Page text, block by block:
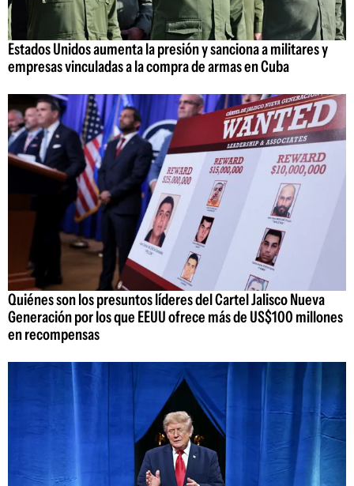
Estados Unidos aumenta la presión y sanciona a militares y
empresas vinculadas a la compra de armas en Cuba
Quiénes son los presuntos líderes del Cartel Jalisco Nueva
Generación por los que EEUU ofrece más de US$100 millones
en recompensas